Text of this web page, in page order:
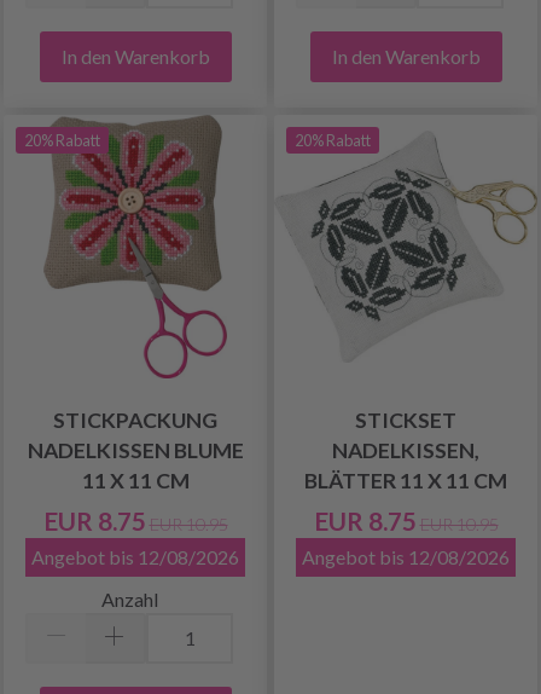
In den Warenkorb In den Warenkorb
20% Rabatt
STICKPACKUNG
NADELKISSEN BLUME
11 X 11 CM
EUR 8.75 EUR 10.95
Angebot bis 12/08/2026
Anzahl
20% Rabatt
STICKSET
NADELKISSEN,
BLÄTTER 11 X 11 CM
EUR 8.75 EUR 10.95
Angebot bis 12/08/2026